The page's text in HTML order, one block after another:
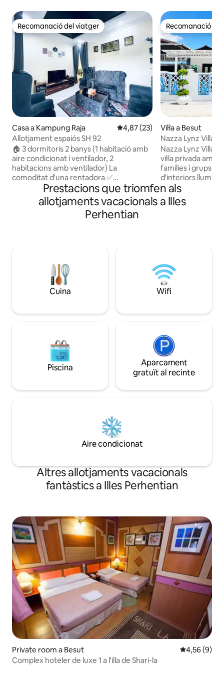
Recomanació del viatger
Recomanació del viatger
Casa a Kampung Raja 4,87 de puntuació mitjana
4,87 (23)
Allotjament espaiós SH 92
🏠 3 dormitoris 2 banys (1 habitació amb
aire condicionat i ventilador, 2
habitacions amb ventilador) La
comoditat d'una rentadora ✅
✅ Comoditat de la nevera ✅Instal·lacions
i taulers de Saterika proporcionats
✅TELEVISOR, WIFI ✅NetFlix Nearby / A
Bubus A 📍8 minuts de l'UNISZA
Kampung Tembila 📍13 minuts fins al
moll de Kuala Besut (a Pulau Perhentian,
illa de Redang)
Recomanació
Recomanació
Vil·la a Besut
Nazza Lynz Villa
privada
Nazza Lynz Villa
vil·la privada amb
famílies i grups reduïts.
d'interiors
totalment
menjador i la
Estem ben
en un barri
una mesquita a
una coberta per
Prestacions que triomfen als
allotjaments vacacionals a Illes
Perhentian
Cuina Wifi
Piscina
Aparcament
gratuït al recinte
Aire condicionat
Altres allotjaments vacacionals
fantàstics a Illes Perhentian
Private room a Besut 4,56 de
4,56 (9)
Complex hoteler de luxe 1 a l'illa de Shari-la